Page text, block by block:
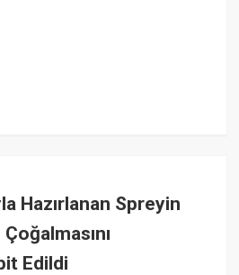
Hazırlanan Spreyin
Edildi